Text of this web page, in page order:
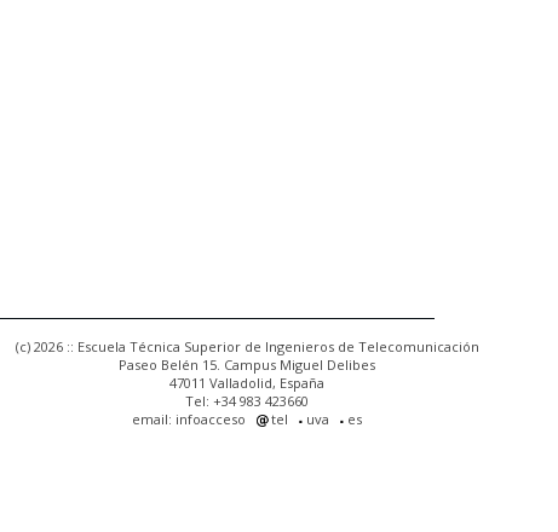
(c) 2026 :: Escuela Técnica Superior de Ingenieros de Telecomunicación
Paseo Belén 15. Campus Miguel Delibes
47011 Valladolid, España
Tel: +34 983 423660
email: infoacceso
tel uva es